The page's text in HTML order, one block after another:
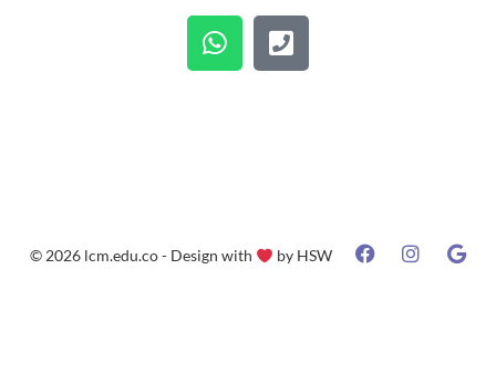
© 2026 lcm.edu.co - Design with by HSW